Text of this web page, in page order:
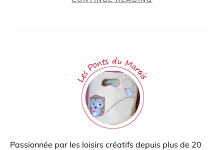
Passionnée par les loisirs créatifs depuis plus de 20